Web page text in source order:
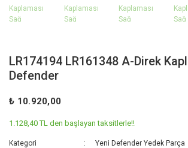
LR174194 LR161348 A-Direk
Defender
₺ 10.920,00
1.128,40 TL den başlayan taksitlerle!!
Kategori
Yeni Defender Yedek Parça